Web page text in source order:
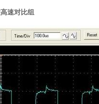
速对比组